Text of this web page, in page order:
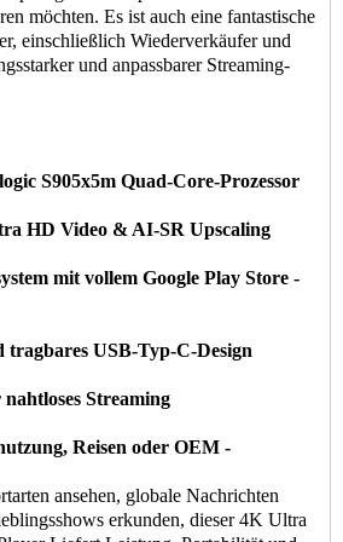
möchten. Es ist auch eine fantastische
einschließlich Wiederverkäufer und
und anpassbarer Streaming-
S905x5m Quad-Core-Prozessor
HD Video & AI-SR Upscaling
mit vollem Google Play Store -
USB-Typ-C-Design
Streaming
Reisen oder OEM -
ansehen, globale Nachrichten
erkunden, dieser 4K Ultra